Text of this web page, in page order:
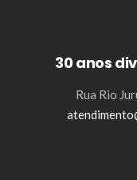
30 anos
Rua Rio